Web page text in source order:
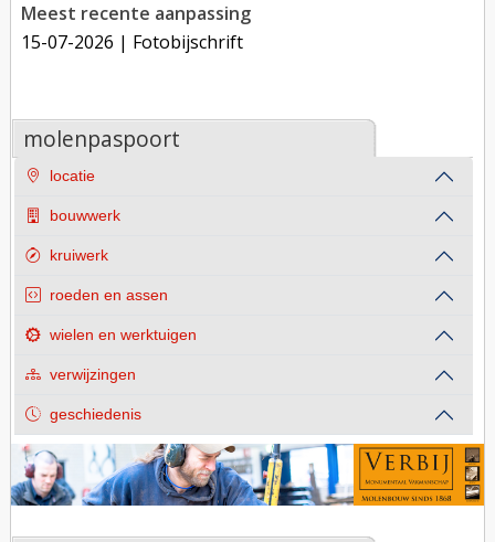
Meest recente aanpassing
15-07-2026 | Fotobijschrift
molenpaspoort
locatie
bouwwerk
kruiwerk
roeden en assen
wielen en werktuigen
verwijzingen
geschiedenis